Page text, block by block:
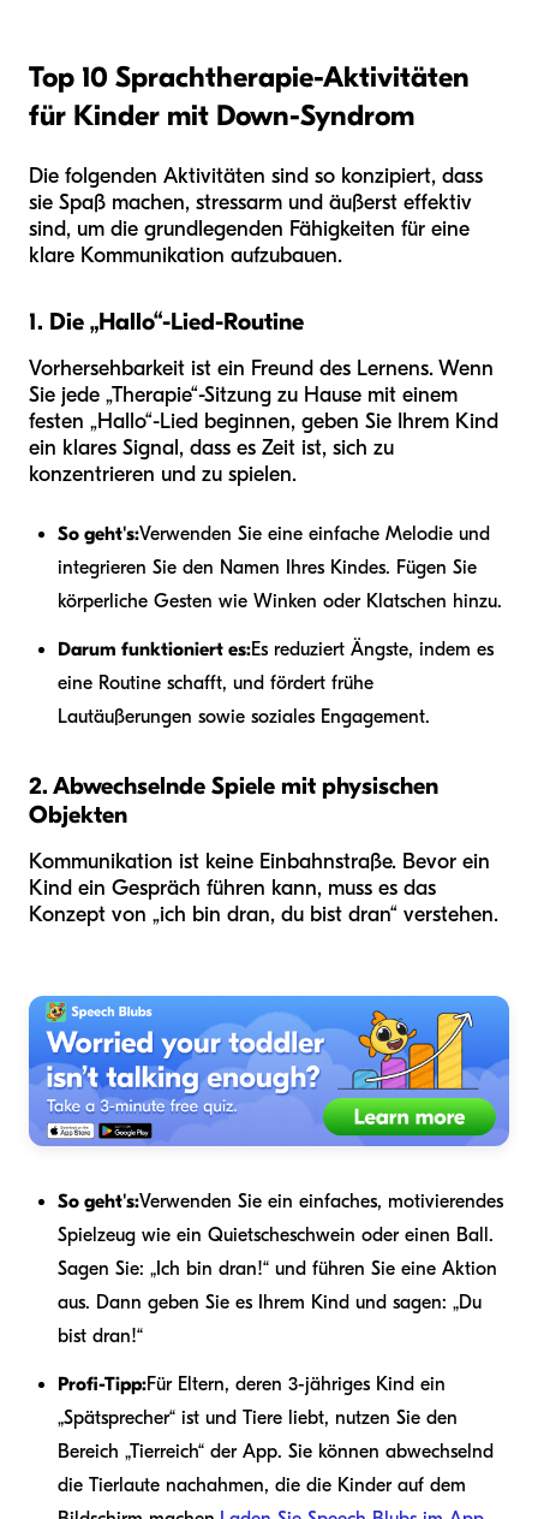
Top 10 Sprachtherapie-Aktivitäten
für Kinder mit Down-Syndrom
Die folgenden Aktivitäten sind so konzipiert, dass
sie Spaß machen, stressarm und äußerst effektiv
sind, um die grundlegenden Fähigkeiten für eine
klare Kommunikation aufzubauen.
1. Die „Hallo“-Lied-Routine
Vorhersehbarkeit ist ein Freund des Lernens. Wenn
Sie jede „Therapie“-Sitzung zu Hause mit einem
festen „Hallo“-Lied beginnen, geben Sie Ihrem Kind
ein klares Signal, dass es Zeit ist, sich zu
konzentrieren und zu spielen.
So geht's:Verwenden Sie eine einfache Melodie und
integrieren Sie den Namen Ihres Kindes. Fügen Sie
körperliche Gesten wie Winken oder Klatschen hinzu.
Darum funktioniert es:Es reduziert Ängste, indem es
eine Routine schafft, und fördert frühe
Lautäußerungen sowie soziales Engagement.
2. Abwechselnde Spiele mit physischen
Objekten
Kommunikation ist keine Einbahnstraße. Bevor ein
Kind ein Gespräch führen kann, muss es das
Konzept von „ich bin dran, du bist dran“ verstehen.
So geht's:Verwenden Sie ein einfaches, motivierendes
Spielzeug wie ein Quietscheschwein oder einen Ball.
Sagen Sie: „Ich bin dran!“ und führen Sie eine Aktion
aus. Dann geben Sie es Ihrem Kind und sagen: „Du
bist dran!“
Profi-Tipp:Für Eltern, deren 3-jähriges Kind ein
„Spätsprecher“ ist und Tiere liebt, nutzen Sie den
Bereich „Tierreich“ der App. Sie können abwechselnd
die Tierlaute nachahmen, die die Kinder auf dem